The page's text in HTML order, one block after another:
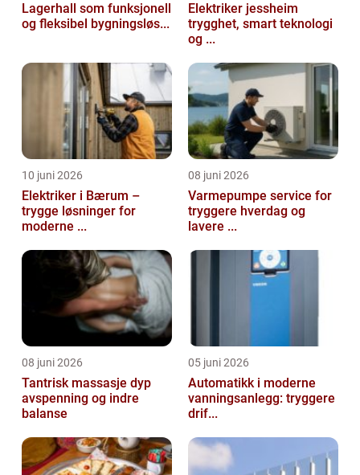
Lagerhall som funksjonell
og fleksibel bygningsløs...
Elektriker jessheim
trygghet, smart teknologi
og ...
10 juni 2026
Elektriker i Bærum –
trygge løsninger for
moderne ...
08 juni 2026
Varmepumpe service for
tryggere hverdag og
lavere ...
08 juni 2026
Tantrisk massasje dyp
avspenning og indre
balanse
05 juni 2026
Automatikk i moderne
vanningsanlegg: tryggere
drif...